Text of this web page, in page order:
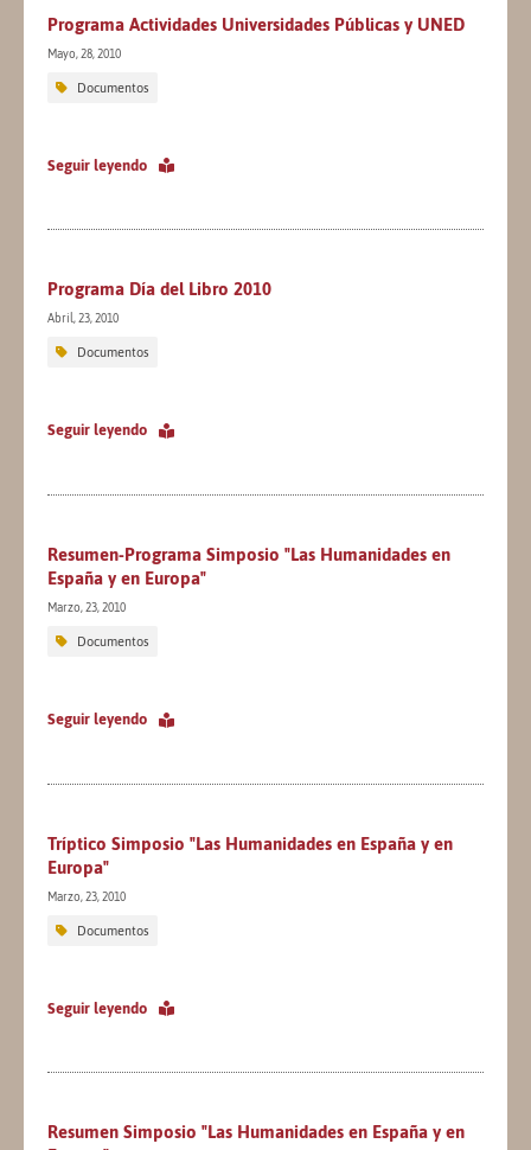
Programa Actividades Universidades Públicas y UNED
Mayo, 28, 2010
Documentos
Seguir leyendo
Programa Día del Libro 2010
Abril, 23, 2010
Documentos
Seguir leyendo
Resumen-Programa Simposio "Las Humanidades en
España y en Europa"
Marzo, 23, 2010
Documentos
Seguir leyendo
Tríptico Simposio "Las Humanidades en España y en
Europa"
Marzo, 23, 2010
Documentos
Seguir leyendo
Resumen Simposio "Las Humanidades en España y en